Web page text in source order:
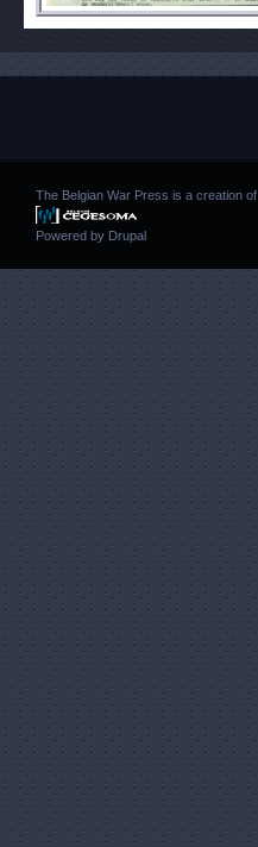
The Belgian War Press is a creation of
Powered by Drupal